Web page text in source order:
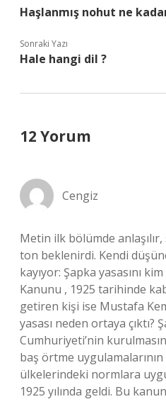
Haşlanmış nohut ne
Sonraki Yazı
Hale hangi dil ?
12 Yorum
Cengiz
Metin ilk bölümde
ton beklenirdi. Kendi
kayıyor: Şapka yasasını
Kanunu , 1925 tarihinde
getiren kişi ise Mustafa
yasası neden ortaya çıktı?
Cumhuriyeti’nin
baş örtme
ülkelerindeki normlara
1925 yılında geldi. Bu